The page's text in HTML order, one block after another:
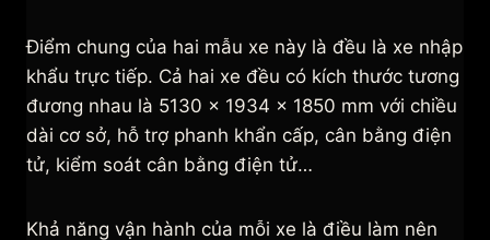
Điểm chung của hai mẫu xe này là đều là xe nhập
khẩu trực tiếp. Cả hai xe đều có kích thước tương
đương nhau là 5130 x 1934 x 1850 mm với chiều
dài cơ sở, hỗ trợ phanh khẩn cấp, cân bằng điện
tử, kiểm soát cân bằng điện tử…
Khả năng vận hành của mỗi xe là điều làm nên